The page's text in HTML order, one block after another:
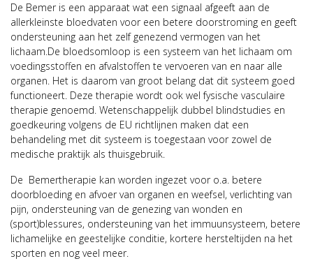
De Bemer is een apparaat wat een signaal afgeeft aan de
allerkleinste bloedvaten voor een betere doorstroming en geeft
ondersteuning aan het zelf genezend vermogen van het
lichaam.De bloedsomloop is een systeem van het lichaam om
voedingsstoffen en afvalstoffen te vervoeren van en naar alle
organen. Het is daarom van groot belang dat dit systeem goed
functioneert. Deze therapie wordt ook wel fysische vasculaire
therapie genoemd. Wetenschappelijk dubbel blindstudies en
goedkeuring volgens de EU richtlijnen maken dat een
behandeling met dit systeem is toegestaan voor zowel de
medische praktijk als thuisgebruik.
De Bemertherapie kan worden ingezet voor o.a. betere
doorbloeding en afvoer van organen en weefsel, verlichting van
pijn, ondersteuning van de genezing van wonden en
(sport)blessures, ondersteuning van het immuunsysteem, betere
lichamelijke en geestelijke conditie, kortere hersteltijden na het
sporten en nog veel meer.